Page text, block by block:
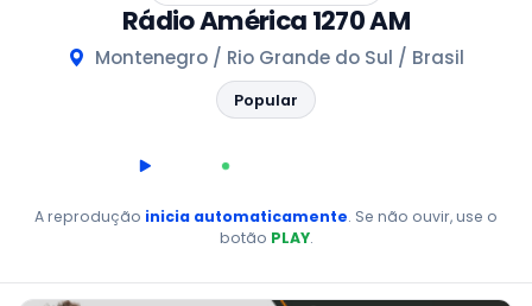
Rádio América 1270 AM
Montenegro / Rio Grande do Sul / Brasil
Popular
AO VIVO
A reprodução inicia automaticamente. Se não ouvir, use o
botão PLAY.